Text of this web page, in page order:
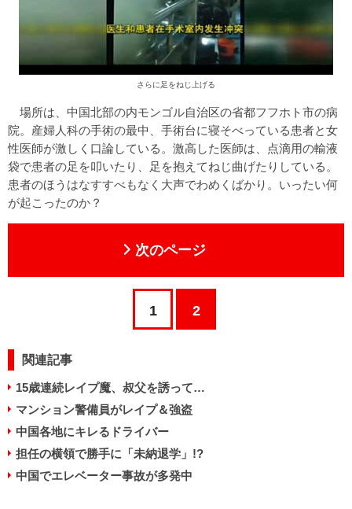
さらに足をねじ上げる
場所は、中国北部の内モンゴル自治区の省都フフホト市の病
院。産婦人科の手術の最中、手術台に寝そべっている患者と女
性医師が激しく口論している。激高した医師は、点滴用の輸液
袋で患者の足を叩いたり、足を抱えてねじ曲げたりしている。
患者のほうはなすすべもなく大声でわめくばかり。いったい何
が起こったのか？
次のページ
1 2
関連記事
15歳連続レイプ魔、叔父を誘って…
マンション警備員がレイプ＆強盗
中国各地にキレるドライバー
担任の横領で勝手に「未納退学」!?
中国でエレベーター事故が多発中